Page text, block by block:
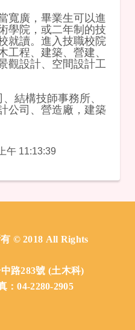
寬廣，畢業生可以進
學院，或二年制的技
就讀。進入技職校院
工程、建築、營建、
觀設計、空間設計工
結構技師事務所、
公司、營造廠，建築
午 11:13:39
© 2018 All Rights
路283號 (土木科)
：04-2280-2905